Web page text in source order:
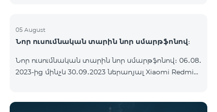
05 August
Նոր ուսումնական տարին նոր սմարթֆոնով։
Նոր ուսումնական տարին նոր սմարթֆոնով։ 06․08․
2023-ից մինչև 30․09․2023 ներառյալ Xiaomi Redmi
և TeamTok հատուկ սակագնային փաթեթ` 1-ին